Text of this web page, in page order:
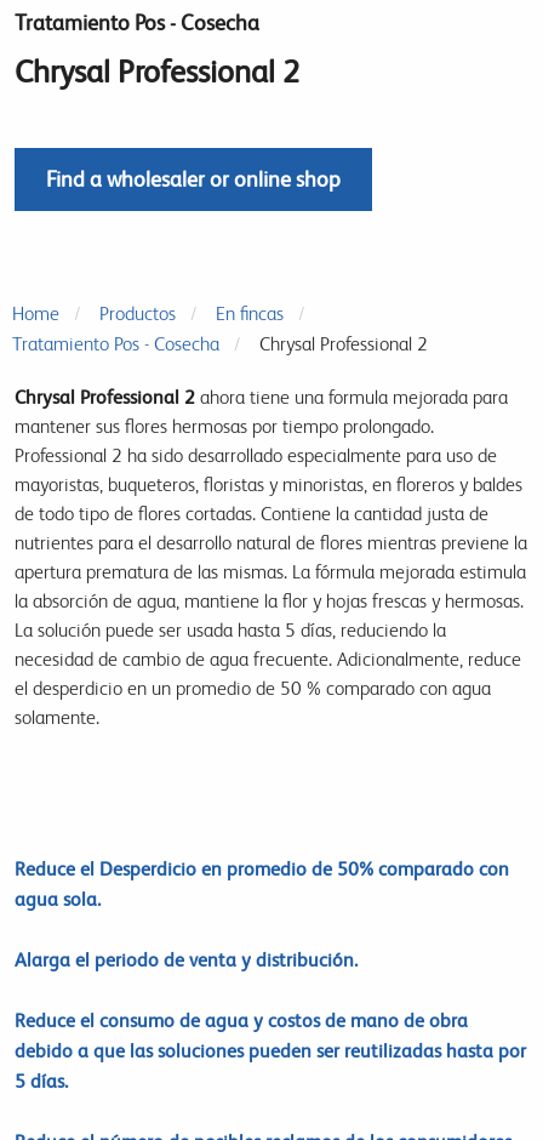
Tratamiento Pos - Cosecha
Chrysal Professional 2
Find a wholesaler or online shop
Home Productos
En fincas
Tratamiento Pos - Cosecha
Chrysal Professional 2
Chrysal Professional 2 ahora tiene una formula mejorada para
mantener sus flores hermosas por tiempo prolongado.
Professional 2 ha sido desarrollado especialmente para uso de
mayoristas, buqueteros, floristas y minoristas, en floreros y baldes
de todo tipo de flores cortadas. Contiene la cantidad justa de
nutrientes para el desarrollo natural de flores mientras previene la
apertura prematura de las mismas. La fórmula mejorada estimula
la absorción de agua, mantiene la flor y hojas frescas y hermosas.
La solución puede ser usada hasta 5 días, reduciendo la
necesidad de cambio de agua frecuente. Adicionalmente, reduce
el desperdicio en un promedio de 50 % comparado con agua
solamente.
Reduce el Desperdicio en promedio de 50% comparado con
agua sola.
Alarga el periodo de venta y distribución.
Reduce el consumo de agua y costos de mano de obra
debido a que las soluciones pueden ser reutilizadas hasta por
5 días.